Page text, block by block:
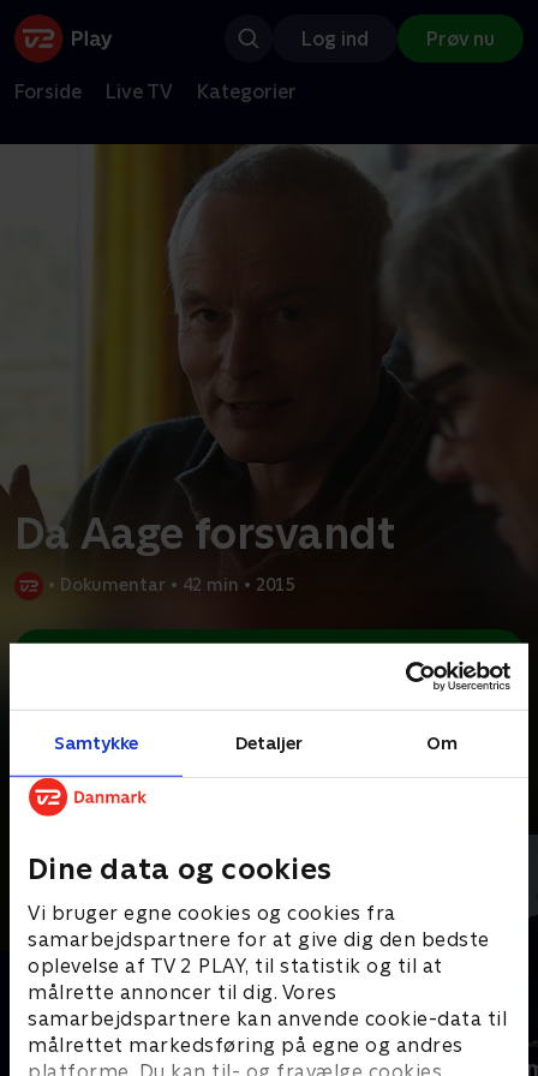
Samtykke Detaljer Om
Dine data og cookies
Vi bruger egne cookies og cookies fra
samarbejdspartnere for at give dig den bedste
oplevelse af TV 2 PLAY, til statistik og til at
målrette annoncer til dig. Vores
samarbejdspartnere kan anvende cookie-data til
målrettet markedsføring på egne og andres
Log ind Prøv nu
Forside Live TV Kategorier
Da Aage forsvandt
• Dokumentar • 42 min • 2015
Aage Rasmussen og hans kone Rita står over for deres livs
udfordring. Lige inden de skal giftes, får Aage
Læs mere
*Kræver pakken Basis. Administrer dit abonnement på Mit TV 2.
Andre så også
Da far forsvandt Mysteriet